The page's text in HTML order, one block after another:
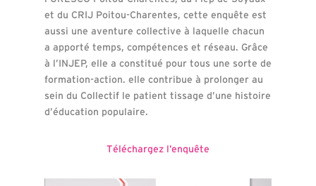
et du CRIJ Poitou-Charentes, cette enquête est
aussi une aventure collective à laquelle chacun
a apporté temps, compétences et réseau. Grâce
à l’INJEP, elle a constitué pour tous une sorte de
formation-action. elle contribue à prolonger au
sein du Collectif le patient tissage d’une histoire
d’éducation populaire.
Téléchargez l’enquête